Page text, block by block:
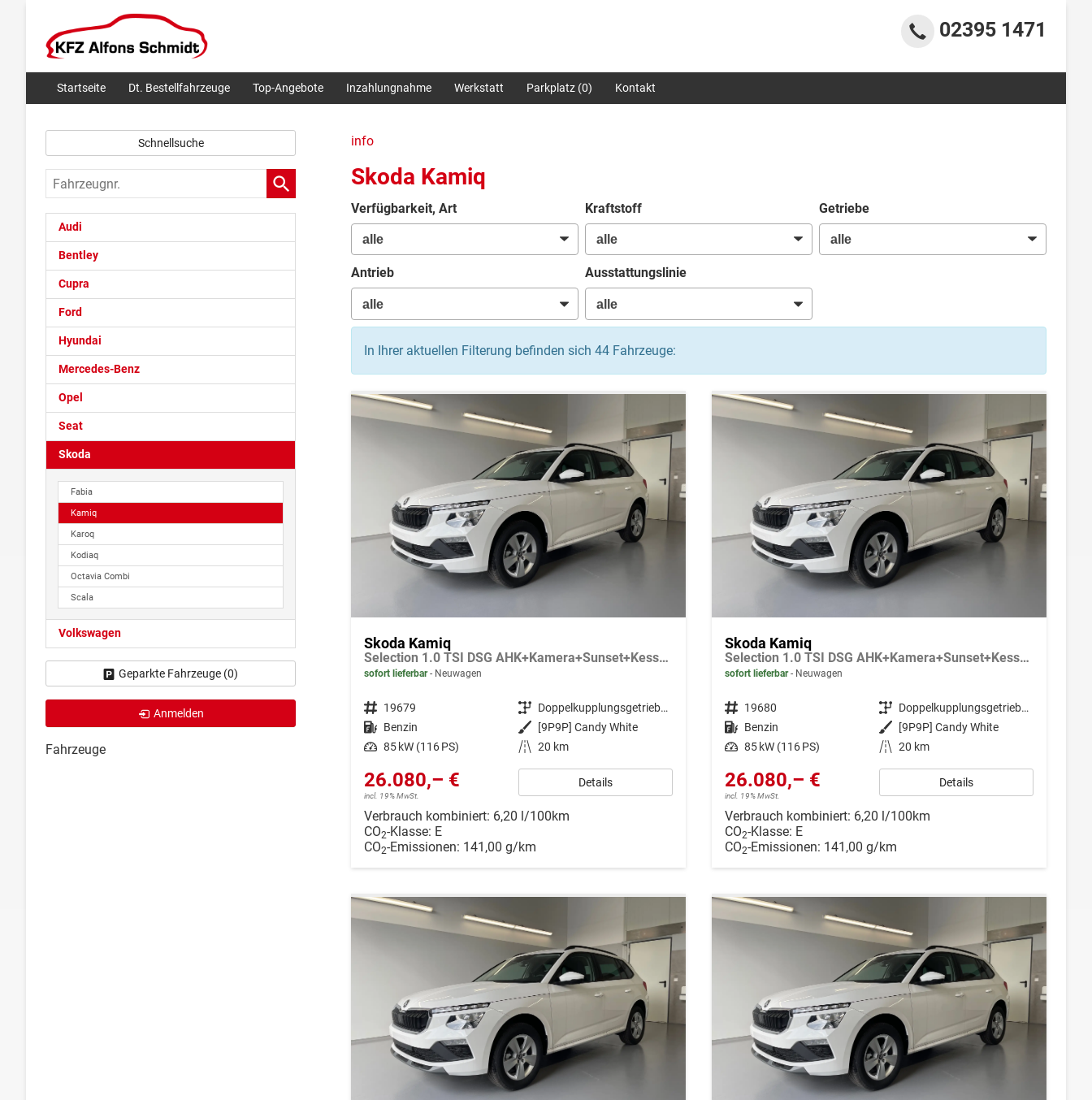
02395 1471
Startseite Dt. Bestellfahrzeuge Top-Angebote Inzahlungnahme Werkstatt Parkplatz (0) Kontakt
info
Skoda Kamiq
Verfügbarkeit, Art Kraftstoff Getriebe
Antrieb Ausstattungslinie
In Ihrer aktuellen Filterung befinden sich 44Fahrzeuge:
Skoda Kamiq
Selection 1.0 TSI DSG AHK+Kamera+Sunset+Kessy+AppConnect+Sitzheiz+Alu16+GV5
sofort lieferbar Neuwagen
Fahrzeugnr. 19679 Getriebe
Doppelkupplungsgetriebe (DSG)
Kraftstoff Benzin Außenfarbe
[9P9P] Candy White
Leistung 85 kW (116 PS) Kilometerstand 20 km
26.080,– €
incl. 19% MwSt.
Details
Verbrauch kombiniert: 6,20 l/100km
CO2-Klasse: E
CO2-Emissionen: 141,00 g/km
Skoda Kamiq
Selection 1.0 TSI DSG AHK+Kamera+Sunset+Kessy+AppConnect+Sitzheiz+Alu16+GV5
sofort lieferbar Neuwagen
Fahrzeugnr. 19680 Getriebe
Doppelkupplungsgetriebe (DSG)
Kraftstoff Benzin Außenfarbe
[9P9P] Candy White
Leistung 85 kW (116 PS) Kilometerstand 20 km
26.080,– €
incl. 19% MwSt.
Details
Verbrauch kombiniert: 6,20 l/100km
CO2-Klasse: E
CO2-Emissionen: 141,00 g/km
Schnellsuche
Fahrzeugnr.
Audi
Bentley
Cupra
Ford
Hyundai
Mercedes-Benz
Opel
Seat
Skoda
Fabia
Kamiq
Karoq
Kodiaq
Octavia Combi
Scala
Volkswagen
Geparkte Fahrzeuge (0)
Anmelden
Fahrzeuge